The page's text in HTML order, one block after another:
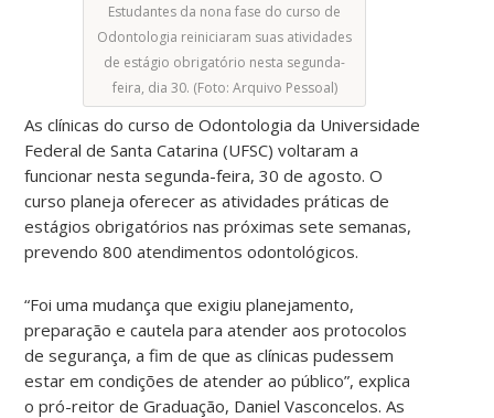
Estudantes da nona fase do curso de
Odontologia reiniciaram suas atividades
de estágio obrigatório nesta segunda-
feira, dia 30. (Foto: Arquivo Pessoal)
As clínicas do curso de Odontologia da Universidade
Federal de Santa Catarina (UFSC) voltaram a
funcionar nesta segunda-feira, 30 de agosto. O
curso planeja oferecer as atividades práticas de
estágios obrigatórios nas próximas sete semanas,
prevendo 800 atendimentos odontológicos.
“Foi uma mudança que exigiu planejamento,
preparação e cautela para atender aos protocolos
de segurança, a fim de que as clínicas pudessem
estar em condições de atender ao público”, explica
o pró-reitor de Graduação, Daniel Vasconcelos. As